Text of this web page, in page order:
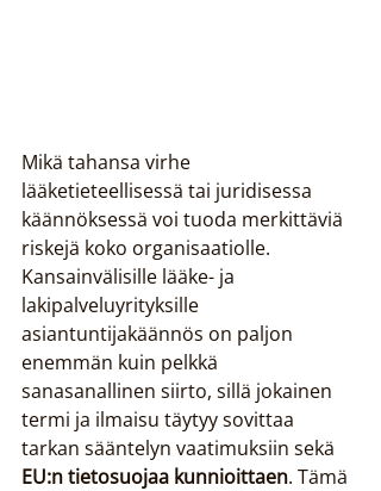
Mikä tahansa virhe
lääketieteellisessä tai juridisessa
käännöksessä voi tuoda merkittäviä
riskejä koko organisaatiolle.
Kansainvälisille lääke- ja
lakipalveluyrityksille
asiantuntijakäännös on paljon
enemmän kuin pelkkä
sanasanallinen siirto, sillä jokainen
termi ja ilmaisu täytyy sovittaa
tarkan sääntelyn vaatimuksiin sekä
EU:n tietosuojaa kunnioittaen. Tämä